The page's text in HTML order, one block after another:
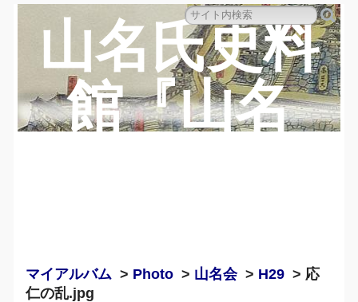
山名氏史料
館『山名
マイアルバム > Photo > 山名会> H29 > 応
仁の乱.jpg